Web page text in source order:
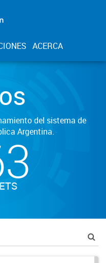
ACERCA
del sistema de
Argentina.